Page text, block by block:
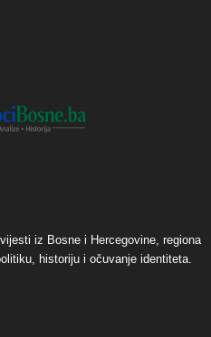
iz Bosne i Hercegovine, regiona
historiju i očuvanje identiteta.